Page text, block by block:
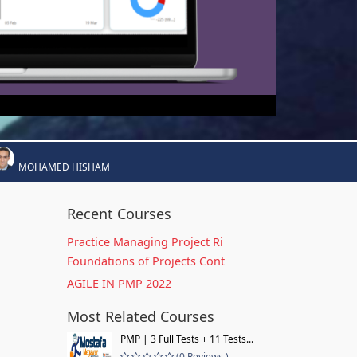
MOHAMED HISHAM
Recent Courses
Practice Managing Project Ri
Foundations of Projects Cont
AGILE IN PMP 2022
Most Related Courses
PMP | 3 Full Tests + 11 Tests...